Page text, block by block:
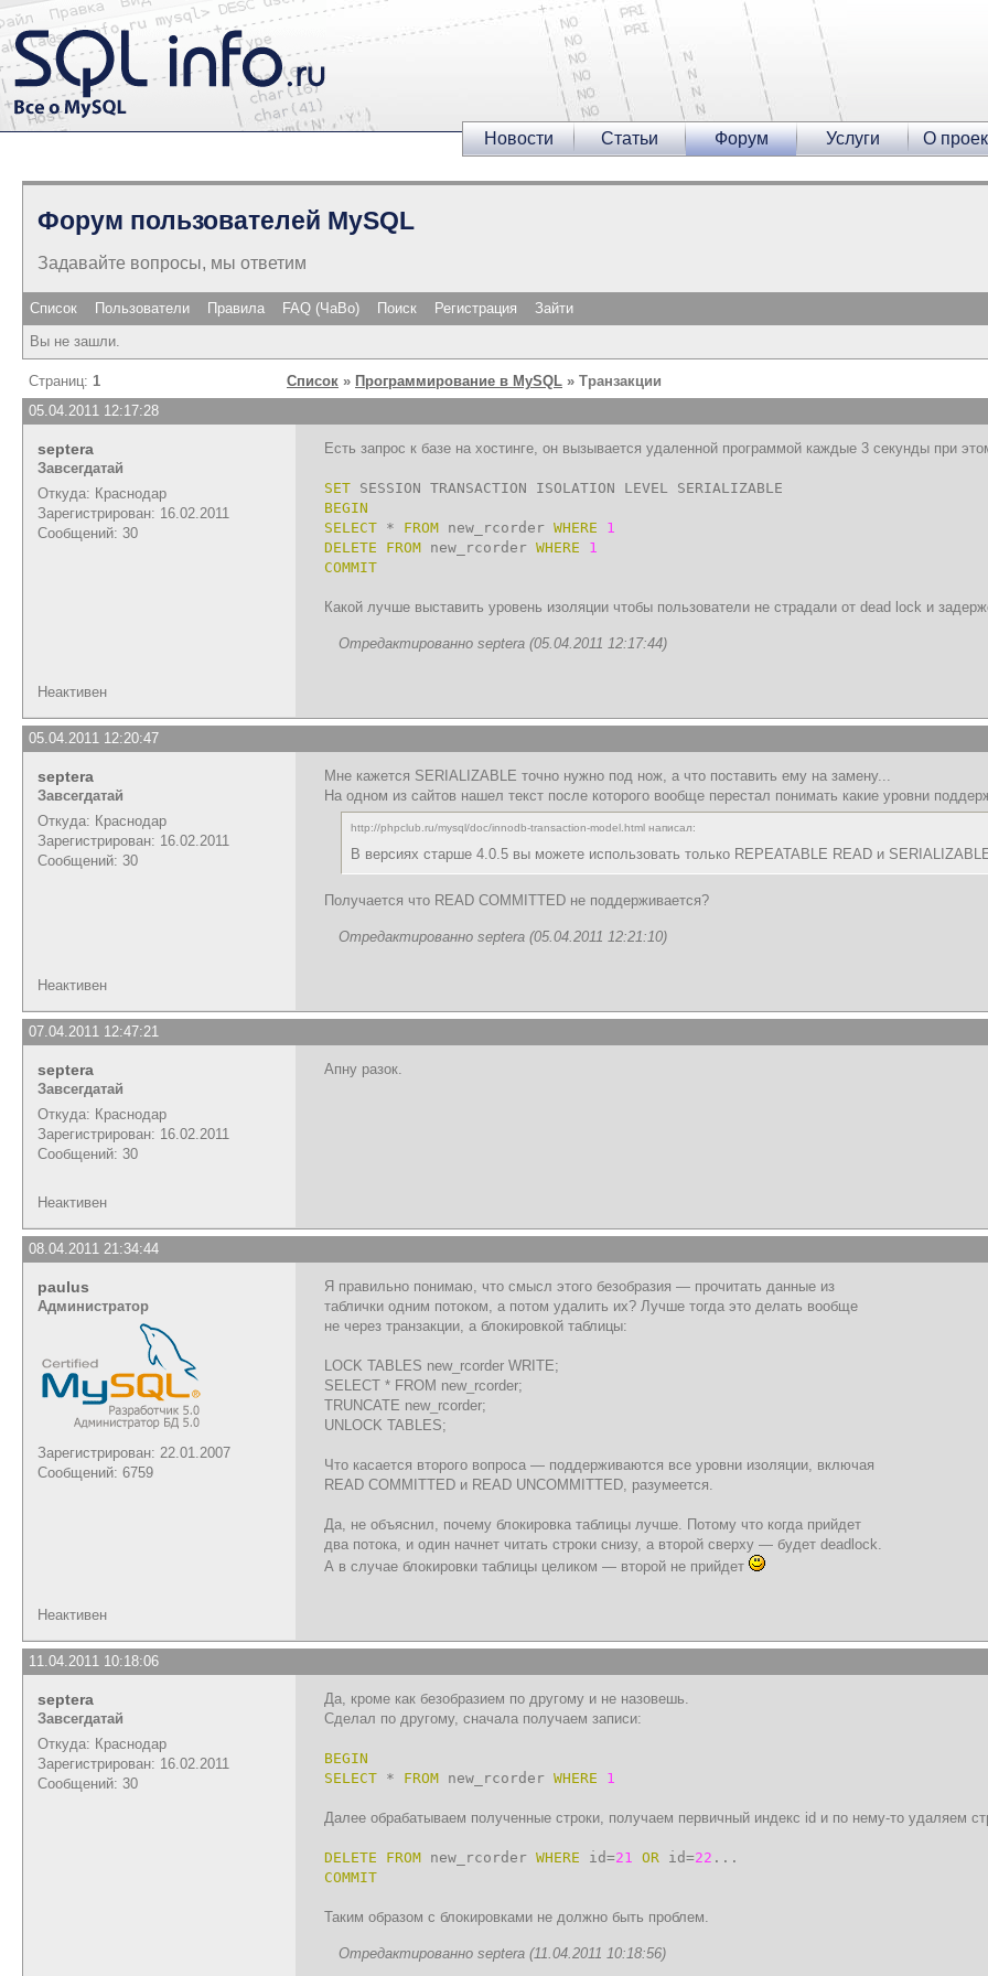
Новости Статьи Форум Услуги О
Форум пользователей MySQL
Задавайте вопросы, мы ответим
Список Пользователи Правила FAQ (ЧаВо) Поиск Регистрация
Зайти
Вы не зашли.
Страниц: 1 Список » Программирование в MySQL » Транзакции
05.04.2011 12:17:28
septera
Завсегдатай
Откуда: Краснодар
Зарегистрирован: 16.02.2011
Сообщений: 30
Есть запрос к базе на хостинге, он вызывается удаленной программой каждые 3 секунды при
SET SESSION TRANSACTION ISOLATION LEVEL SERIALIZABLE
BEGIN
SELECT * FROM new_rcorder WHERE
1
DELETE
FROM new_rcorder WHERE
1
COMMIT
Какой лучше выставить уровень изоляции чтобы пользователи не страдали от dead lock и
Отредактированно septera (05.04.2011 12:17:44)
Неактивен
05.04.2011 12:20:47
septera
Завсегдатай
Откуда: Краснодар
Зарегистрирован: 16.02.2011
Сообщений: 30
Мне кажется SERIALIZABLE точно нужно под нож, а что поставить ему на замену...
На одном из сайтов нашел текст после которого вообще перестал понимать какие уровни
http://phpclub.ru/mysql/doc/innodb-transaction-model.html написал:
В версиях старше 4.0.5 вы можете использовать только REPEATABLE READ и
Получается что READ COMMITTED не поддерживается?
Отредактированно septera (05.04.2011 12:21:10)
Неактивен
07.04.2011 12:47:21
septera
Завсегдатай
Откуда: Краснодар
Зарегистрирован: 16.02.2011
Сообщений: 30
Апну разок.
Неактивен
08.04.2011 21:34:44
paulus
Администратор
Зарегистрирован: 22.01.2007
Сообщений: 6759
Я правильно понимаю, что смысл этого безобразия — прочитать данные из
таблички одним потоком, а потом удалить их? Лучше тогда это делать вообще
не через транзакции, а блокировкой таблицы:
LOCK TABLES new_rcorder WRITE;
SELECT * FROM new_rcorder;
TRUNCATE new_rcorder;
UNLOCK TABLES;
Что касается второго вопроса — поддерживаются все уровни изоляции, включая
READ COMMITTED и READ UNCOMMITTED, разумеется.
Да, не объяснил, почему блокировка таблицы лучше. Потому что когда прийдет
два потока, и один начнет читать строки снизу, а второй сверху — будет deadlock.
А в случае блокировки таблицы целиком — второй не прийдет
Неактивен
11.04.2011 10:18:06
septera
Завсегдатай
Откуда: Краснодар
Зарегистрирован: 16.02.2011
Сообщений: 30
Да, кроме как безобразием по другому и не назовешь.
Сделал по другому, сначала получаем записи:
BEGIN
SELECT * FROM new_rcorder WHERE 1
Далее обрабатываем полученные строки, получаем первичный индекс id и по нему-то удаляем
DELETE FROM new_rcorder WHERE id=21 OR id=22 ...
COMMIT
Таким образом с блокировками не должно быть проблем.
Отредактированно septera (11.04.2011 10:18:56)